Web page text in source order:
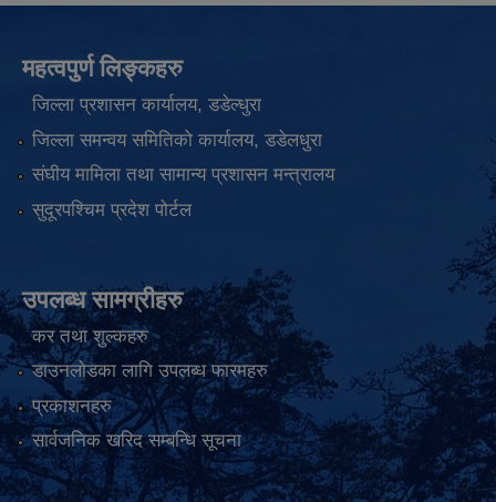
महत्वपुर्ण लिङ्कहरु
जिल्ला प्रशासन कार्यालय, डडेल्धुरा
जिल्ला समन्वय समितिको कार्यालय, डडेलधुरा
संघीय मामिला तथा सामान्य प्रशासन मन्त्रालय
सुदूरपश्चिम प्रदेश पोर्टल
उपलब्ध सामग्रीहरु
कर तथा शुल्कहरु
डाउनलोडका लागि उपलब्ध फारमहरु
प्रकाशनहरु
सार्वजनिक खरिद सम्बन्धि सूचना